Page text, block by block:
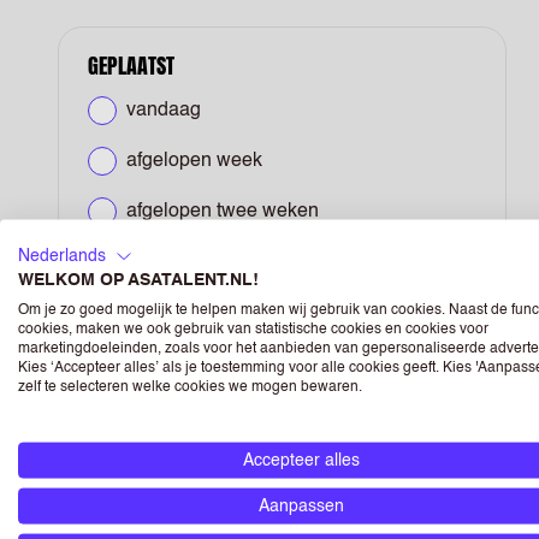
GEPLAATST
vandaag
afgelopen week
afgelopen twee weken
afgelopen maand
alles
BLIJF OP DE
Nederlands
WELKOM OP ASATALENT.NL!
Om je zo goed mogelijk te helpen maken wij gebruik van cookies. Naast de
cookies, maken we ook gebruik van statistische cookies en cookies voor
marketingdoeleinden, zoals voor het aanbieden van gepersonaliseerde
Kies ‘Accepteer alles’ als je toestemming voor alle cookies geeft. Kies
zelf te selecteren welke cookies we mogen bewaren.
Accepteer alles
Aanpassen